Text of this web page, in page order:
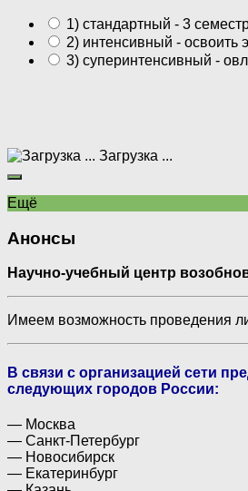
1) стандартный - 3
2) интенсивный - освоить
3) суперинтенсивный -
Загрузка ...
Ещё
Анонсы
Научно-учебный центр
Имеем возможность проведения
В связи с организацией сети
следующих городов России:
— Москва
— Санкт-Петербург
— Новосибирск
— Екатеринбург